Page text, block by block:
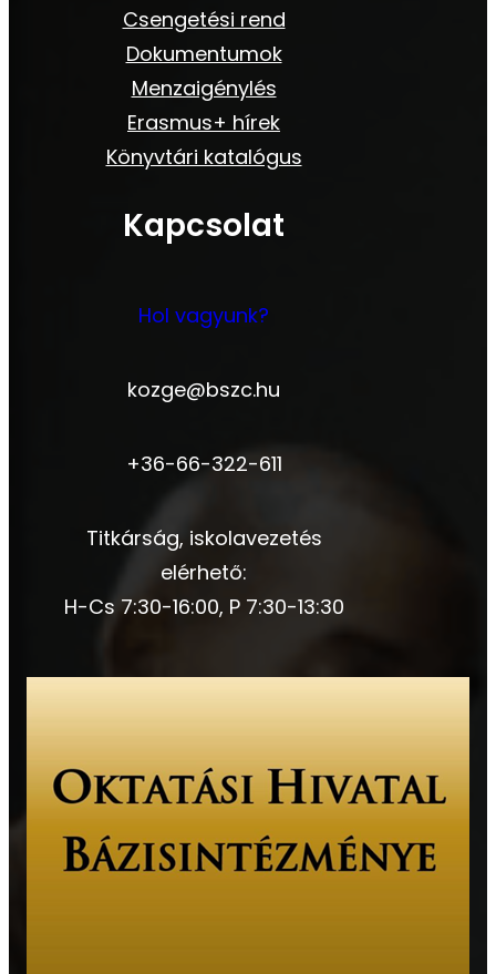
Csengetési rend
Dokumentumok
Menzaigénylés
Erasmus+ hírek
Könyvtári katalógus
Kapcsolat
Hol vagyunk?
kozge@bszc.hu
+36-66-322-611
Titkárság, iskolavezetés
elérhető:
H-Cs 7:30-16:00, P 7:30-13:30